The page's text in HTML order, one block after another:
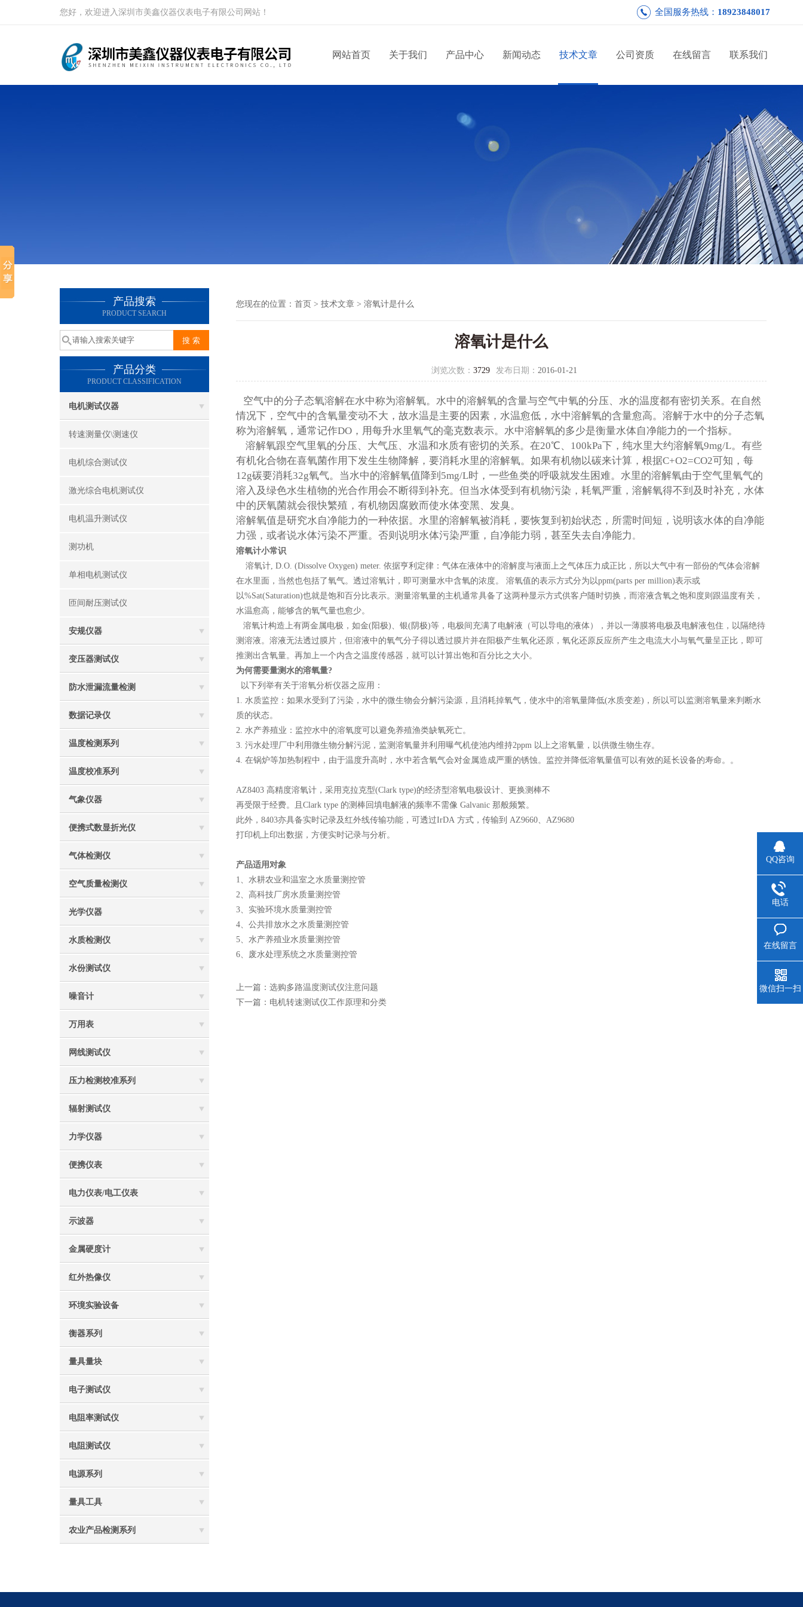
您好，欢迎进入深圳市美鑫仪器仪表电子有限公司网站！ 全国服务热线： 18923848017
网站首页 关于我们 产品中心 新闻动态 技术文章 公司资质 在线留言 联系我们
产品搜索
PRODUCT SEARCH
产品分类
PRODUCT CLASSIFICATION
电机测试仪器
转速测量仪\测速仪
电机综合测试仪
激光综合电机测试仪
电机温升测试仪
测功机
单相电机测试仪
匝间耐压测试仪
安规仪器
变压器测试仪
防水泄漏流量检测
数据记录仪
温度检测系列
温度校准系列
气象仪器
便携式数显折光仪
气体检测仪
空气质量检测仪
光学仪器
水质检测仪
水份测试仪
噪音计
万用表
网线测试仪
压力检测校准系列
辐射测试仪
力学仪器
便携仪表
电力仪表/电工仪表
示波器
金属硬度计
红外热像仪
环境实验设备
衡器系列
量具量块
电子测试仪
电阻率测试仪
电阻测试仪
电源系列
量具工具
农业产品检测系列
您现在的位置： 首页 > 技术文章 > 溶氧计是什么
溶氧计是什么
浏览次数： 3729 发布日期： 2016-01-21
空气中的分子态氧溶解在水中称为溶解氧。水中的溶解氧的含量与空气中氧的分压、水的温度都有密切关系。在自然
情况下，空气中的含氧量变动不大，故水温是主要的因素，水温愈低，水中溶解氧的含量愈高。溶解于水中的分子态氧
称为溶解氧，通常记作DO，用每升水里氧气的毫克数表示。水中溶解氧的多少是衡量水体自净能力的一个指标。
溶解氧跟空气里氧的分压、大气压、水温和水质有密切的关系。在20℃、100kPa下，纯水里大约溶解氧9mg/L。有些
有机化合物在喜氧菌作用下发生生物降解，要消耗水里的溶解氧。如果有机物以碳来计算，根据C+O2=CO2可知，每
12g碳要消耗32g氧气。当水中的溶解氧值降到5mg/L时，一些鱼类的呼吸就发生困难。水里的溶解氧由于空气里氧气的
溶入及绿色水生植物的光合作用会不断得到补充。但当水体受到有机物污染，耗氧严重，溶解氧得不到及时补充，水体
中的厌氧菌就会很快繁殖，有机物因腐败而使水体变黑、发臭。
溶解氧值是研究水自净能力的一种依据。水里的溶解氧被消耗，要恢复到初始状态，所需时间短，说明该水体的自净能
力强，或者说水体污染不严重。否则说明水体污染严重，自净能力弱，甚至失去自净能力 。
溶氧计小常识
溶氧计, D.O. (Dissolve Oxygen) meter. 依据亨利定律：气体在液体中的溶解度与液面上之气体压力成正比，所以大气中有一部份的气体会溶解
在水里面，当然也包括了氧气。透过溶氧计，即可测量水中含氧的浓度。 溶氧值的表示方式分为以ppm(parts per million)表示或
以%Sat(Saturation)也就是饱和百分比表示。测量溶氧量的主机通常具备了这两种显示方式供客户随时切换，而溶液含氧之饱和度则跟温度有关，
水温愈高，能够含的氧气量也愈少。
溶氧计构造上有两金属电极，如金(阳极)、银(阴极)等，电极间充满了电解液（可以导电的液体），并以一薄膜将电极及电解液包住，以隔绝待
测溶液。溶液无法透过膜片，但溶液中的氧气分子得以透过膜片并在阳极产生氧化还原，氧化还原反应所产生之电流大小与氧气量呈正比，即可
推测出含氧量。再加上一个内含之温度传感器，就可以计算出饱和百分比之大小。
为何需要量测水的溶氧量?
以下列举有关于溶氧分析仪器之应用：
1. 水质监控：如果水受到了污染，水中的微生物会分解污染源，且消耗掉氧气，使水中的溶氧量降低(水质变差)，所以可以监测溶氧量来判断水
质的状态。
2. 水产养殖业：监控水中的溶氧度可以避免养殖渔类缺氧死亡。
3. 污水处理厂中利用微生物分解污泥，监测溶氧量并利用曝气机使池内维持2ppm 以上之溶氧量，以供微生物生存。
4. 在锅炉等加热制程中，由于温度升高时，水中若含氧气会对金属造成严重的锈蚀。监控并降低溶氧量值可以有效的延长设备的寿命。。
AZ8403 高精度溶氧计，采用克拉克型(Clark type)的经济型溶氧电极设计、更换测棒不
再受限于经费。且Clark type 的测棒回填电解液的频率不需像 Galvanic 那般频繁。
此外，8403亦具备实时记录及红外线传输功能，可透过IrDA 方式，传输到 AZ9660、AZ9680
打印机上印出数据，方便实时记录与分析。
产品适用对象
1、水耕农业和温室之水质量测控管
2、高科技厂房水质量测控管
3、实验环境水质量测控管
4、公共排放水之水质量测控管
5、水产养殖业水质量测控管
6、废水处理系统之水质量测控管
上一篇： 选购多路温度测试仪注意问题
下一篇： 电机转速测试仪工作原理和分类
QQ咨询
电话
在线留言
微信扫一扫